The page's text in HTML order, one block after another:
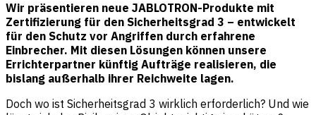
Wir präsentieren neue JABLOTRON-Produkte mit
Zertifizierung für den Sicherheitsgrad 3 – entwickelt
für den Schutz vor Angriffen durch erfahrene
Einbrecher. Mit diesen Lösungen können unsere
Errichterpartner künftig Aufträge realisieren, die
bislang außerhalb ihrer Reichweite lagen.
Doch wo ist Sicherheitsgrad 3 wirklich erforderlich? Und wie